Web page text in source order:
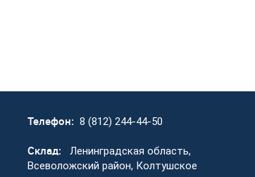
Телефон: 8 (812) 244-44-50
Склад:
Ленинградская область,
Всеволожский район, Колтушское